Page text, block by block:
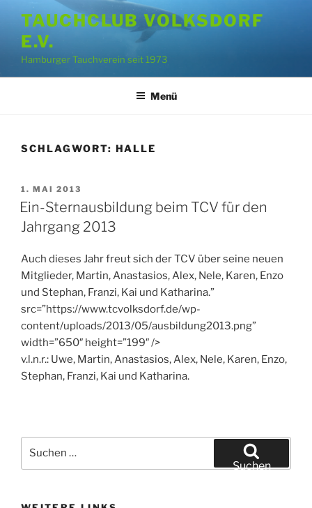
Inhalt
springen
TAUCHCLUB VOLKSDORF
E.V.
Hamburger Tauchverein seit 1973
Menü
SCHLAGWORT: HALLE
VERÖFFENTLICHT
AM
1. MAI 2013
Ein-Sternausbildung beim TCV für den
Jahrgang 2013
Auch dieses Jahr freut sich der TCV über seine neuen
Mitglieder, Martin, Anastasios, Alex, Nele, Karen, Enzo
und Stephan, Franzi, Kai und Katharina.”
src=”https://www.tcvolksdorf.de/wp-
content/uploads/2013/05/ausbildung2013.png”
width=”650″ height=”199″ />
v.l.n.r.: Uwe, Martin, Anastasios, Alex, Nele, Karen, Enzo,
Stephan, Franzi, Kai und Katharina.
nach:
Suchen